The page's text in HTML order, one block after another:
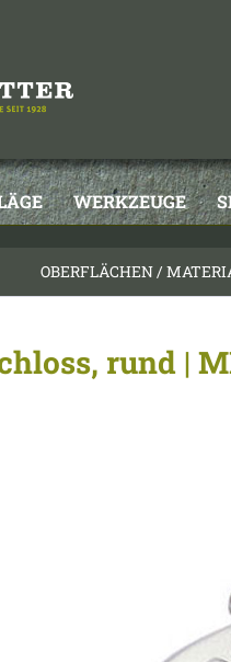
WERKZEUGE
OBERFLÄCHEN /
rund |